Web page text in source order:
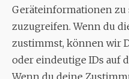
Geräteinformationen
zuzugreifen. Wenn du
zustimmst, können wir
oder eindeutige IDs auf
Wenn du deine
Enrico